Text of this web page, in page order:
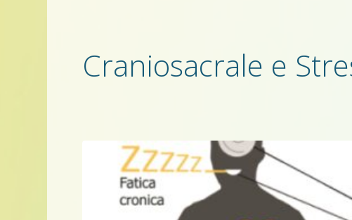
Craniosacrale e